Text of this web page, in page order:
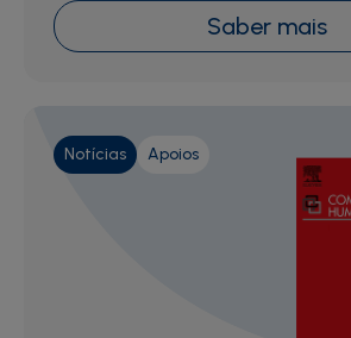
Saber mais
Notícias Apoios